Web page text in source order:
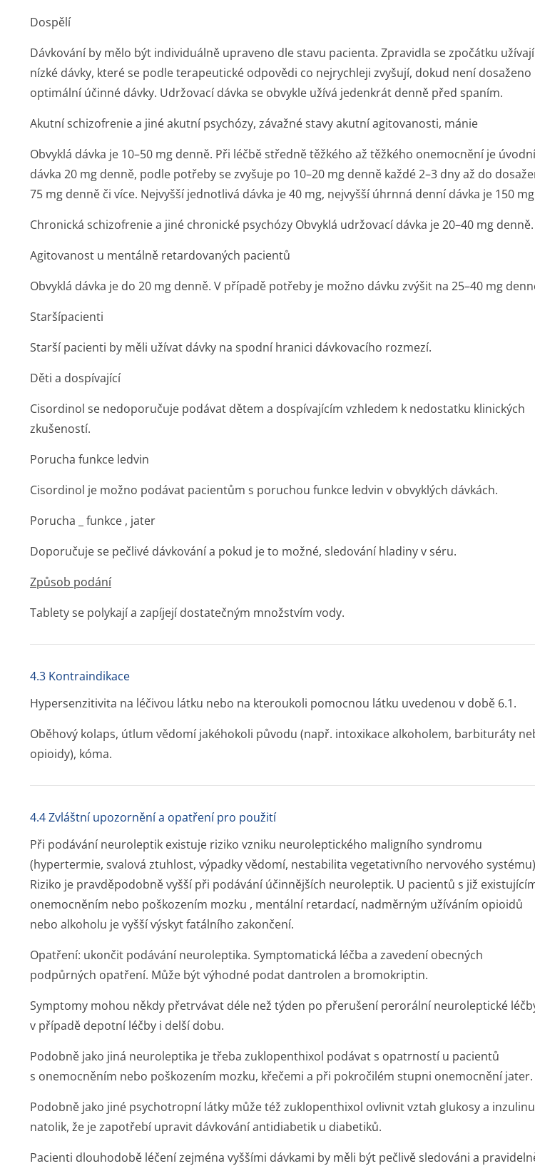
Dospělí
Dávkování by mělo být individuálně upraveno dle stavu pacienta. Zpravidla se zpočátku užívají
nízké dávky, které se podle terapeutické odpovědi co nejrychleji zvyšují, dokud není dosaženo
optimální účinné dávky. Udržovací dávka se obvykle užívá jedenkrát denně před spaním.
Akutní schizofrenie a jiné akutní psychózy, závažné stavy akutní agitovanosti, má­nie
Obvyklá dávka je 10–50 mg denně. Při léčbě středně těžkého až těžkého onemocnění je úvodní
dávka 20 mg denně, podle potřeby se zvyšuje po 10–20 mg denně každé 2–3 dny až do
75 mg denně či více. Nejvyšší jednotlivá dávka je 40 mg, nejvyšší úhrnná denní dávka je 150
Chronická schizofrenie a jiné chronické psychózy Obvyklá udržovací dávka je 20–40 mg denně.
Agitovanost u mentálně retardovaných pacientů
Obvyklá dávka je do 20 mg denně. V případě potřeby je možno dávku zvýšit na 25–40 mg
Staršípacienti
Starší pacienti by měli užívat dávky na spodní hranici dávkovacího rozmezí.
Děti a dospívající
Cisordinol se nedoporučuje podávat dětem a dospívajícím vzhledem k nedostatku klinických
zkušeností.
Porucha funkce ledvin
Cisordinol je možno podávat pacientům s poruchou funkce ledvin v obvyklých dávkách.
Porucha _ funkce , jater
Doporučuje se pečlivé dávkování a pokud je to možné, sledování hladiny v séru.
Způsob podání
Tablety se polykají a zapíjejí dostatečným množstvím vody.
4.3 Kontraindikace
Hypersenzitivita na léčivou látku nebo na kteroukoli pomocnou látku uvedenou v době 6.1.
Oběhový kolaps, útlum vědomí jakéhokoli původu (např. intoxikace alkoholem, barbituráty
opioidy), kóma.
4.4 Zvláštní upozornění a opatření pro použití
Při podávání neuroleptik existuje riziko vzniku neuroleptického maligního syndromu
(hypertermie, svalová ztuhlost, výpadky vědomí, nestabilita vegetativního nervového
Riziko je pravděpodobně vyšší při podávání účinnějších neuroleptik. U pacientů s již
onemocněním nebo poškozením mozku , mentální retardací, nadměrným užíváním opioidů
nebo alkoholu je vyšší výskyt fatálního zakončení.
Opatření: ukončit podávání neuroleptika. Symptomatická léčba a zavedení obecných
podpůrných opatření. Může být výhodné podat dantrolen a bromokriptin.
Symptomy mohou někdy přetrvávat déle než týden po přerušení perorální neuroleptické
v případě depotní léčby i delší dobu.
Podobně jako jiná neuroleptika je třeba zuklopenthixol podávat s opatrností u pacientů
s onemocněním nebo poškozením mozku, křečemi a při pokročilém stupni onemocnění jater.
Podobně jako jiné psychotropní látky může též zuklopenthixol ovlivnit vztah glukosy a inzulinu
natolik, že je zapotřebí upravit dávkování antidiabetik u diabetiků.
Pacienti dlouhodobě léčení zejména vyššími dávkami by měli být pečlivě sledováni a